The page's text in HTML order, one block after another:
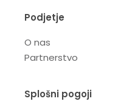
Podjetje
O nas
Partnerstvo
Splošni pogoji